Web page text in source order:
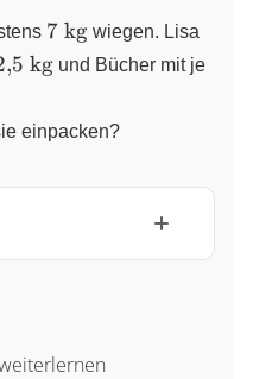
7~\text{kg}
7 kg wiegen. Lisa
,5 kg und Bücher mit je
einpacken?